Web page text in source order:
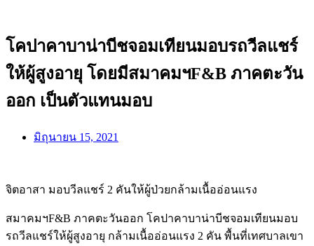
โคปาคาบาน่าบีชจอมเทียนมอบรถวีลแชร์
ให้ผู้สูงอายุ โดยมีสมาคมฯF&B ภาคตะวัน
ออก เป็นตัวแทนมอบ
มิถุนายน 15, 2021
จิตอาสา มอบวีลแชร์ 2 คันให้ผู้ป่วยกล้ามเนื้ออ่อนแรง
สมาคมฯF&B ภาคตะวันออก โคปาคาบาน่าบีชจอมเทียนมอบ
รถวีลแชร์ให้ผู้สูงอายุ กล้ามเนื้ออ่อนแรง 2 คัน พื้นที่เทศบาลเขา